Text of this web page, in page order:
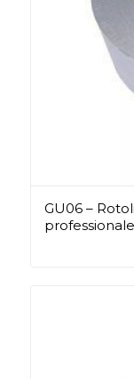
GU06 –
professionale